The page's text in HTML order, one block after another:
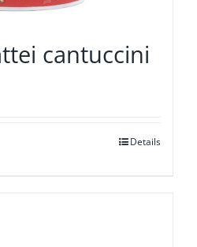
cantuccini
Details